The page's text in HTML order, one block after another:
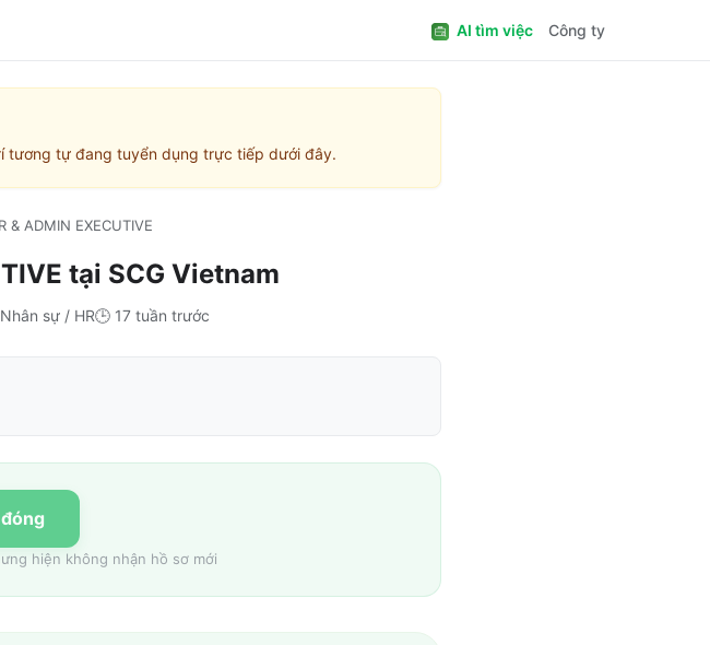
AI tìm việc Công ty
tương tự đang tuyển dụng trực tiếp dưới đây.
ADMIN EXECUTIVE
tại SCG Vietnam
Nhân sự / HR🕒 17 tuần trước
hiện không nhận hồ sơ mới